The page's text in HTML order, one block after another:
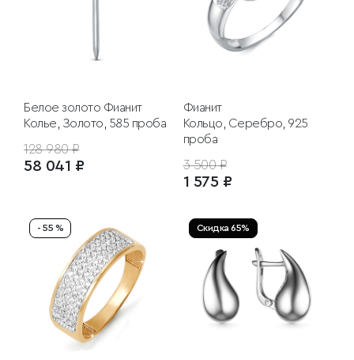
Белое золото Фианит
Колье, Золото, 585 проба
128 980 ₽
58 041 ₽
Фианит
Кольцо, Серебро, 925
проба
3 500 ₽
1 575 ₽
- 55 % Скидка 65%